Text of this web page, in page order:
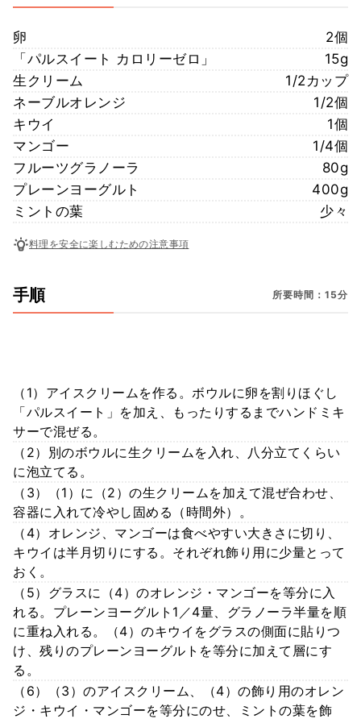
卵
2個
「パルスイート カロリーゼロ」
15g
生クリーム
1/2カップ
ネーブルオレンジ
1/2個
キウイ
1個
マンゴー
1/4個
フルーツグラノーラ
80g
プレーンヨーグルト
400g
ミントの葉
少々
料理を安全に楽しむための注意事項
手順 所要時間：15分
（1）アイスクリームを作る。ボウルに卵を割りほぐし
「パルスイート」を加え、もったりするまでハンドミキ
サーで混ぜる。
（2）別のボウルに生クリームを入れ、八分立てくらい
に泡立てる。
（3）（1）に（2）の生クリームを加えて混ぜ合わせ、
容器に入れて冷やし固める（時間外）。
（4）オレンジ、マンゴーは食べやすい大きさに切り、
キウイは半月切りにする。それぞれ飾り用に少量とって
おく。
（5）グラスに（4）のオレンジ・マンゴーを等分に入
れる。プレーンヨーグルト1／4量、グラノーラ半量を順
に重ね入れる。（4）のキウイをグラスの側面に貼りつ
け、残りのプレーンヨーグルトを等分に加えて層にす
る。
（6）（3）のアイスクリーム、（4）の飾り用のオレン
ジ・キウイ・マンゴーを等分にのせ、ミントの葉を飾